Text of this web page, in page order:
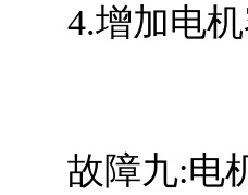
4.增加电机
故障九:电